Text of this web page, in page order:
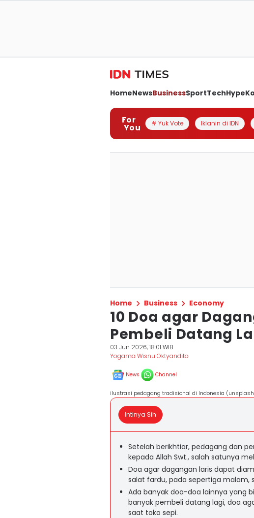
HomeNewsBusinessSportTechHype
For
You # Yuk Vote Iklanin di IDN
Home Business Economy
10 Doa agar
Pembeli Datang
03 Jun 2026, 18:01 WIB
Yogama Wisnu Oktyandito
News Channel
ilustrasi pedagang tradisional di Indonesia
Intinya Sih
Setelah berikhtiar, pedagang dan
kepada Allah Swt., salah satunya
Doa agar dagangan laris dapat
salat fardu, pada sepertiga malam,
Ada banyak doa-doa lainnya yang
banyak pembeli datang lagi, doa
saat toko sepi.